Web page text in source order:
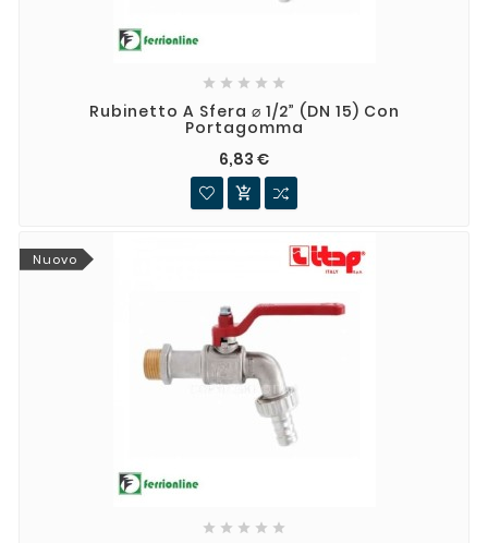
    
Rubinetto A Sfera ⌀ 1/2” (DN 15) Con
Portagomma
6,83 €

Nuovo
    